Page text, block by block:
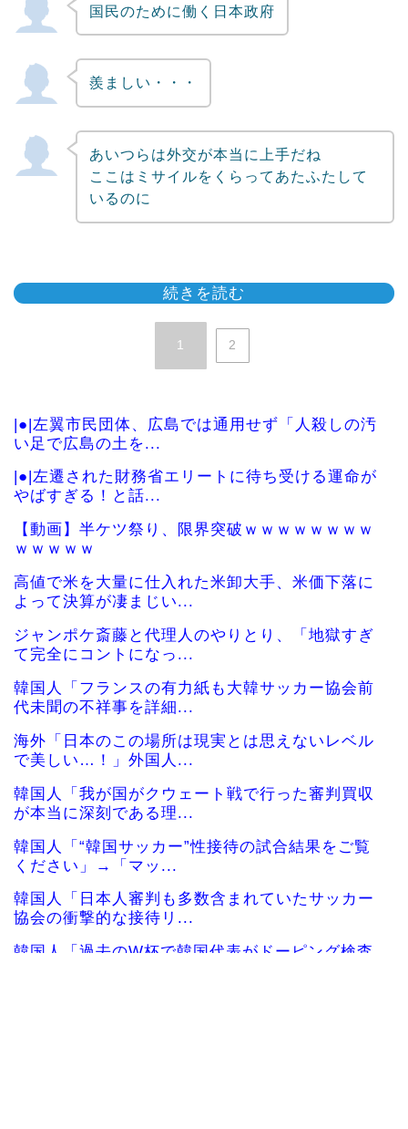
国民のために働く日本政府
羨ましい・・・
あいつらは外交が本当に上手だね
ここはミサイルをくらってあたふたして
いるのに
続きを読む
1 2
|●|左翼市民団体、広島では通用せず「人殺しの汚
い足で広島の土を...
|●|左遷された財務省エリートに待ち受ける運命が
やばすぎる！と話...
【動画】半ケツ祭り、限界突破ｗｗｗｗｗｗｗｗ
ｗｗｗｗｗ
高値で米を大量に仕入れた米卸大手、米価下落に
よって決算が凄まじい...
ジャンポケ斎藤と代理人のやりとり、「地獄すぎ
て完全にコントになっ...
韓国人「フランスの有力紙も大韓サッカー協会前
代未聞の不祥事を詳細...
海外「日本のこの場所は現実とは思えないレベル
で美しい…！」外国人...
韓国人「我が国がクウェート戦で行った審判買収
が本当に深刻である理...
韓国人「“韓国サッカー”性接待の試合結果をご覧
ください」→「マッ...
韓国人「日本人審判も多数含まれていたサッカー
協会の衝撃的な接待リ...
韓国人「過去のW杯で韓国代表がドーピング検査